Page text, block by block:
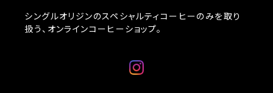
シングルオリジンのスペシャルティコーヒーのみを取り
扱う、オンラインコーヒーショップ。